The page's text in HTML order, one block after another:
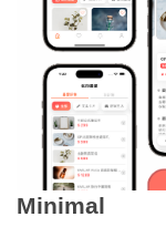
Minimal